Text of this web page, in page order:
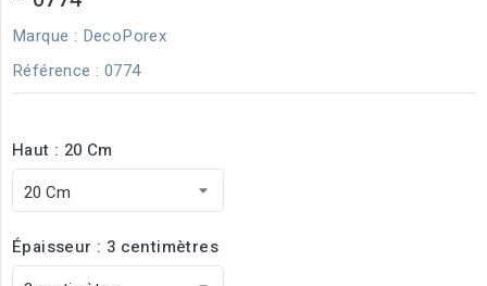
Marque : DecoPorex
Référence : 0774
Haut : 20 Cm
Épaisseur : 3 centimètres